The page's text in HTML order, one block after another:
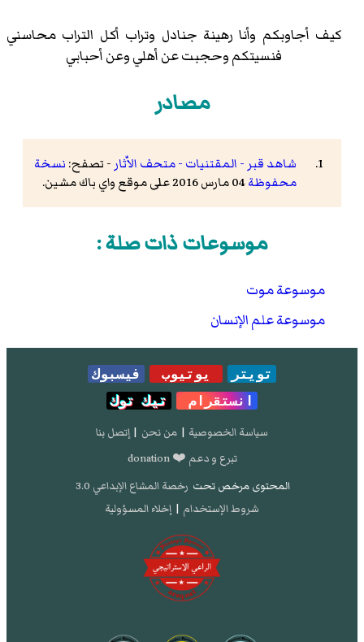
كيف أجاوبكم وأنا رهينة جنادل وتراب أكل التراب محاسني
فنسيتكم وحجبت عن أهلي وعن أحبابي
مصادر
شاهد قبر - المقتنيات - متحف الاّثار - تصفح: نسخة
محفوظة
موسوعات ذات صلة :
موسوعة موت
موسوعة علم الإنسان
تويتر يوتيوب
فيسبوك
انستقرام
تيك توك
سياسة الخصوصية | من نحن | إتصل بنا
تبرع و دعم ❤️ donation
المحتوى مرخص تحت رخصة المشاع الإبداعي 3.0
شروط الإستخدام | إخلاء المسؤولية